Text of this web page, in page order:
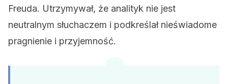
Freuda. Utrzymywał, że analityk nie jest
neutralnym słuchaczem i podkreślał nieświadome
pragnienie i przyjemność.